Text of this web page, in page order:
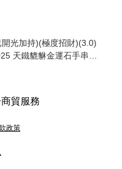
開光加持)(極度招財)(3.0)
天鐵貔貅金運石手串
貿服務
政策